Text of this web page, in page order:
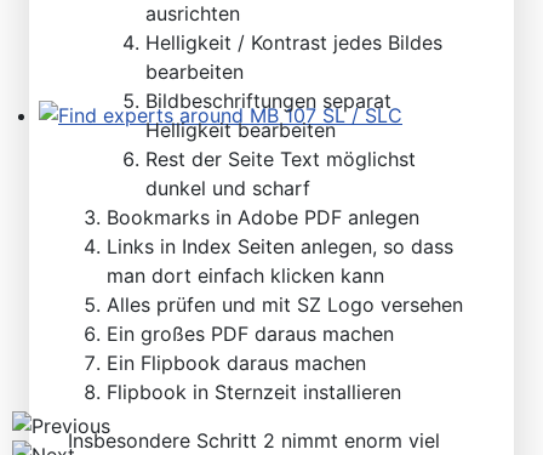
Find experts around MB 107 SL / SLC
ausrichten
Helligkeit / Kontrast jedes Bildes
bearbeiten
Bildbeschriftungen separat
Helligkeit bearbeiten
Rest der Seite Text möglichst
dunkel und scharf
Bookmarks in Adobe PDF anlegen
Links in Index Seiten anlegen, so dass
man dort einfach klicken kann
Alles prüfen und mit SZ Logo versehen
Ein großes PDF daraus machen
Ein Flipbook daraus machen
Flipbook in Sternzeit installieren
Insbesondere Schritt 2 nimmt enorm viel